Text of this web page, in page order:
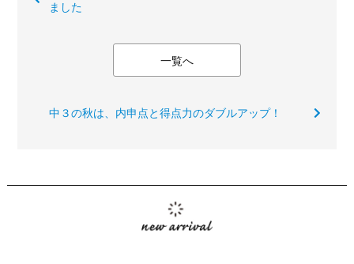
ました
一覧へ
中３の秋は、内申点と得点力のダブルアップ！